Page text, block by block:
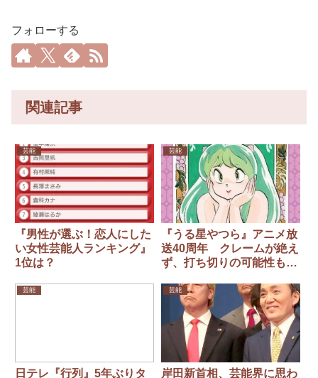
フォローする
関連記事
芸能
『男性が選ぶ！恋人にした
い女性芸能人ランキング』
1位は？
芸能
『うる星やつら』アニメ放
送40周年 クレームが絶え
ず、打ち切りの可能性も…
芸能
日テレ『行列』5年ぶりタ
芸能
岸田新首相、芸能界に思わ